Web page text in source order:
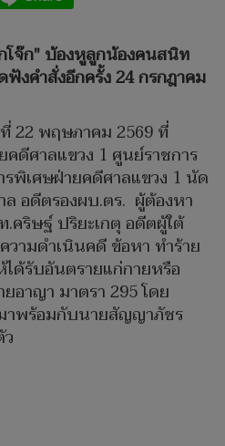
โจ๊ก" บ้องหูลูกน้องคนสนิท
งคำสั่งอีกครั้ง 24 กรกฎาคม
ที่ 22 พฤษภาคม 2569 ที่
ดีศาลแขวง 1 ศูนย์ราชการ
พิเศษฝ่ายคดีศาลแขวง 1 นัด
อดีตรองผบ.ตร. ผู้ต้องหา
คริษฐ์ ปริยะเกตุ อดีตผู้ใต้
ามดำเนินคดี ข้อหา ทำร้าย
ด้รับอันตรายแก่กายหรือ
อาญา มาตรา 295 โดย
าพร้อมกับนายสัญญาภัชร